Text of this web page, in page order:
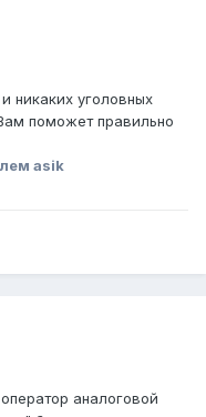
никаких уголовных
поможет правильно
asik
аналоговой